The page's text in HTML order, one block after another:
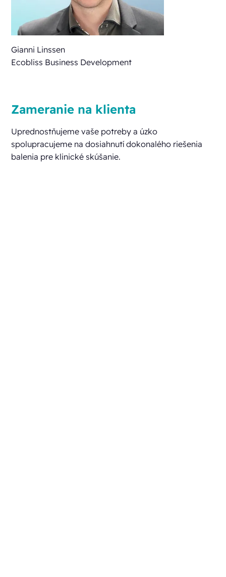
Gianni Linssen
Ecobliss Business Development
Zameranie na klienta
Uprednostňujeme vaše potreby a úzko
spolupracujeme na dosiahnutí dokonalého riešenia
balenia pre klinické skúšanie.